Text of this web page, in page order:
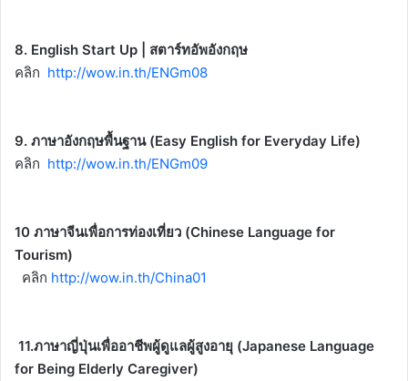
8. English Start Up | สตาร์ทอัพอังกฤษ
คลิก http://wow.in.th/ENGm08
9. ภาษาอังกฤษพื้นฐาน (Easy English for Everyday Life)
คลิก http://wow.in.th/ENGm09
10 ภาษาจีนเพื่อการท่องเที่ยว (Chinese Language for
Tourism)
คลิก http://wow.in.th/China01
11.ภาษาญี่ปุ่นเพื่ออาชีพผู้ดูแลผู้สูงอายุ (Japanese Language
for Being Elderly Caregiver)